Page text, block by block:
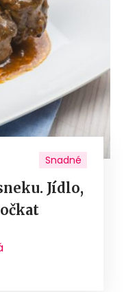
Snadné
Jídlo,